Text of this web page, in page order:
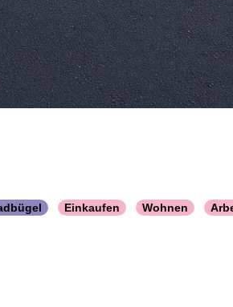
Einkaufen Wohnen